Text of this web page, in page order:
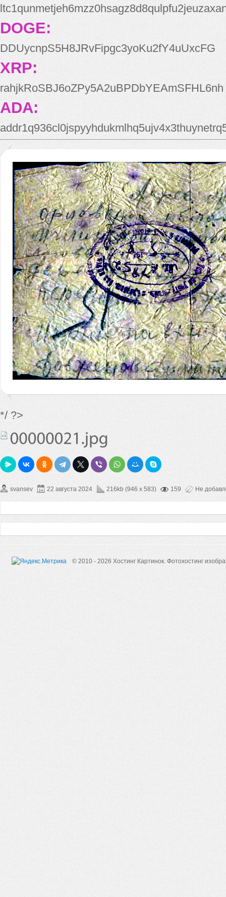
DOGE:
DDUycnpS5H8JRvFipgc3yoKu2fY4uUxcFG
XRP:
rahjkRoSBJ6oZPy5A2uBPDbYEAmSFHL6nh
ADA:
*/ ?>
svansev 22 августа 2024 216kb (946 x 583) 159 Не
© 2010 - 2026 Хостинг Картинок. Фотохостинг